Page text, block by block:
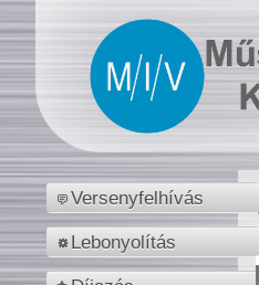
Versenyfelhívás
Lebonyolítás